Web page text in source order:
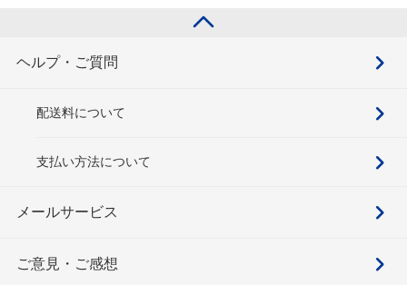
ヘルプ・ご質問
配送料について
支払い方法について
メールサービス
ご意見・ご感想